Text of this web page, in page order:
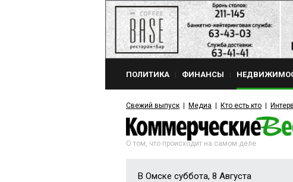
ПОЛИТИКА ФИНАНСЫ
Свежий выпуск Медиа Кто есть кто
О том, что происходит на самом деле
В Омске суббота, 8 Августа